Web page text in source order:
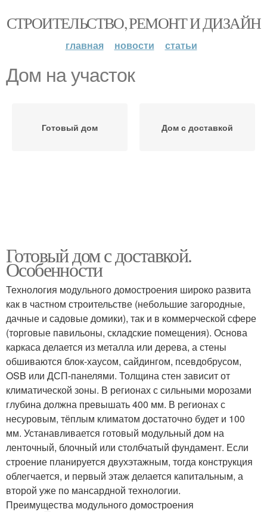
СТРОИТЕЛЬСТВО, РЕМОНТ И ДИЗАЙН
главная новости статьи
Дом на участок
Готовый дом Дом с доставкой
Готовый дом с доставкой.
Особенности
Технология модульного домостроения широко развита
как в частном строительстве (небольшие загородные,
дачные и садовые домики), так и в коммерческой сфере
(торговые павильоны, складские помещения). Основа
каркаса делается из металла или дерева, а стены
обшиваются блок-хаусом, сайдингом, псевдобрусом,
OSB или ДСП-панелями. Толщина стен зависит от
климатической зоны. В регионах с сильными морозами
глубина должна превышать 400 мм. В регионах с
несуровым, тёплым климатом достаточно будет и 100
мм. Устанавливается готовый модульный дом на
ленточный, блочный или столбчатый фундамент. Если
строение планируется двухэтажным, тогда конструкция
облегчается, и первый этаж делается капитальным, а
второй уже по мансардной технологии.
Преимущества модульного домостроения